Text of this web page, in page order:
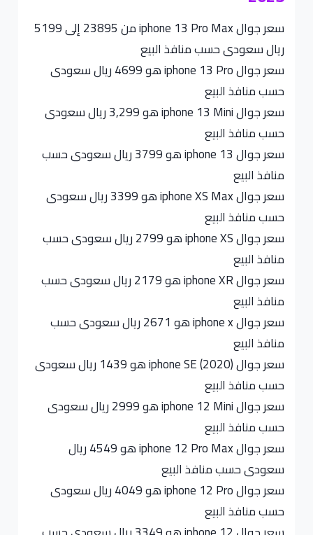
سعر جوال iphone 13 Pro Max من 23895 إلى 5199
ريال سعودى حسب منافذ البيع
سعر جوال iphone 13 Pro هو 4699 ريال سعودى
حسب منافذ البيع
سعر جوال iphone 13 Mini هو 3,299 ريال سعودى
حسب منافذ البيع
سعر جوال iphone 13 هو 3799 ريال سعودى حسب
منافذ البيع
سعر جوال iphone XS Max هو 3399 ريال سعودى
حسب منافذ البيع
سعر جوال iphone XS هو 2799 ريال سعودى حسب
منافذ البيع
سعر جوال iphone XR هو 2179 ريال سعودى حسب
منافذ البيع
سعر جوال iphone x هو 2671 ريال سعودى حسب
منافذ البيع
سعر جوال iphone SE (2020) هو 1439 ريال سعودى
حسب منافذ البيع
سعر جوال iphone 12 Mini هو 2999 ريال سعودى
حسب منافذ البيع
سعر جوال iphone 12 Pro Max هو 4549 ريال
سعودى حسب منافذ البيع
سعر جوال iphone 12 Pro هو 4049 ريال سعودى
حسب منافذ البيع